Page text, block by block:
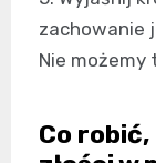
zachowanie
Nie możemy
Co